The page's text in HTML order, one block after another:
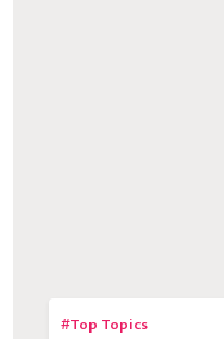
#Top Topics